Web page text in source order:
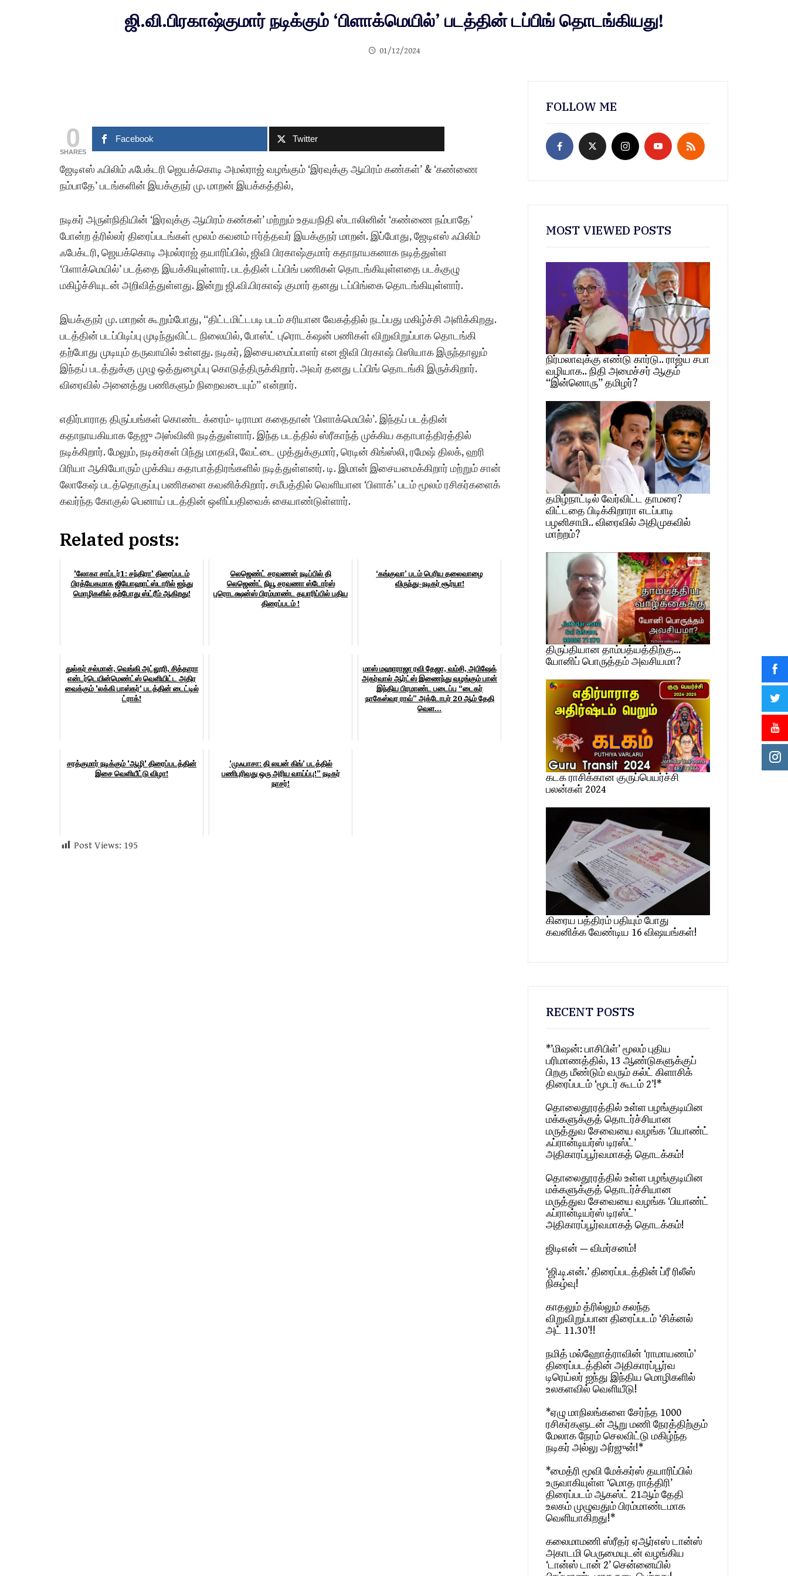
ஜி.வி.பிரகாஷ்குமார் நடிக்கும் ‘பிளாக்மெயில்’ படத்தின் டப்பிங் தொடங்கியது!
01/12/2024
0
SHARES
Facebook Twitter
ஜேடிஎஸ் ஃபிலிம் ஃபேக்டரி ஜெயக்கொடி அமல்ராஜ் வழங்கும் ‘இரவுக்கு ஆயிரம் கண்கள்’ & ‘கண்ணை
நம்பாதே’ படங்களின் இயக்குநர் மு. மாறன் இயக்கத்தில்,
நடிகர் அருள்நிதியின் ‘இரவுக்கு ஆயிரம் கண்கள்’ மற்றும் உதயநிதி ஸ்டாலினின் ‘கண்ணை நம்பாதே’
போன்ற த்ரில்லர் திரைப்படங்கள் மூலம் கவனம் ஈர்த்தவர் இயக்குநர் மாறன். இப்போது, ஜேடிஎஸ் ஃபிலிம்
ஃபேக்டரி, ஜெயக்கொடி அமல்ராஜ் தயாரிப்பில், ஜிவி பிரகாஷ்குமார் கதாநாயகனாக நடித்துள்ள
‘பிளாக்மெயில்’ படத்தை இயக்கியுள்ளார். படத்தின் டப்பிங் பணிகள் தொடங்கியுள்ளதை படக்குழு
மகிழ்ச்சியுடன் அறிவித்துள்ளது. இன்று ஜி.வி.பிரகாஷ் குமார் தனது டப்பிங்கை தொடங்கியுள்ளார்.
இயக்குநர் மு. மாறன் கூறும்போது, ​​“திட்டமிட்டபடி படம் சரியான வேகத்தில் நடப்பது மகிழ்ச்சி அளிக்கிறது.
படத்தின் படப்பிடிப்பு முடிந்துவிட்ட நிலையில், போஸ்ட் புரொடக்‌ஷன் பணிகள் விறுவிறுப்பாக தொடங்கி
தற்போது முடியும் தருவாயில் உள்ளது. நடிகர், இசையமைப்பாளர் என ஜிவி பிரகாஷ் பிஸியாக இருந்தாலும்
இந்தப் படத்துக்கு முழு ஒத்துழைப்பு கொடுத்திருக்கிறார். அவர் தனது டப்பிங் தொடங்கி இருக்கிறார்.
விரைவில் அனைத்து பணிகளும் நிறைவடையும்” என்றார்.
எதிர்பாராத திருப்பங்கள் கொண்ட க்ரைம்- டிராமா கதைதான் ‘பிளாக்மெயில்’. இந்தப் படத்தின்
கதாநாயகியாக தேஜு அஸ்வினி நடித்துள்ளார். இந்த படத்தில் ஸ்ரீகாந்த் முக்கிய கதாபாத்திரத்தில்
நடிக்கிறார். மேலும், நடிகர்கள் பிந்து மாதவி, வேட்டை முத்துக்குமார், ரெடின் கிங்ஸ்லி, ரமேஷ் திலக், ஹரி
பிரியா ஆகியோரும் முக்கிய கதாபாத்திரங்களில் நடித்துள்ளனர். டி. இமான் இசையமைக்கிறார் மற்றும் சான்
லோகேஷ் படத்தொகுப்பு பணிகளை கவனிக்கிறார். சமீபத்தில் வெளியான ‘பிளாக்’ படம் மூலம் ரசிகர்களைக்
கவர்ந்த கோகுல் பெனாய் படத்தின் ஒளிப்பதிவைக் கையாண்டுள்ளார்.
Related posts:
'லோகா சாப்டர்1: சந்திரா' திரைப்படம்
பிரத்யேகமாக ஜியோஹாட்ஸ்டாரில் ஐந்து
மொழிகளில் தற்போது ஸ்ட்ரீம் ஆகிறது!
லெஜெண்ட் சரவணன் நடிப்பில் தி
லெஜெண்ட் நியூ சரவணா ஸ்டோர்ஸ்
புரொடக்ஷன்ஸ் பிரம்மாண்ட தயாரிப்பில் புதிய
திரைப்படம் !
‘கங்குவா’ படம் பெரிய தலைவாழை
விருந்து-நடிகர் சூர்யா!
துல்கர் சல்மான், வெங்கி அட்லூரி, சித்தாரா
என்டர்டெயின்மெண்ட்ஸ் வெளியிட்ட அதிர
வைக்கும் 'லக்கி பாஸ்கர்' படத்தின் டைட்டில்
ட்ராக்!
மாஸ் மஹாராஜா ரவி தேஜா, வம்சி, அபிஷேக்
அகர்வால் ஆர்ட்ஸ் இணைந்து வழங்கும் பான்
இந்திய பிரமாண்ட படைப்பு “டைகர்
நாகேஸ்வர ராவ்” அக்டோபர் 20 ஆம் தேதி
வெள...
சரத்குமார் நடிக்கும் 'ஆழி' திரைப்படத்தின்
இசை வெளியீட்டு விழா!
’முஃபாசா: தி லயன் கிங்’ படத்தில்
பணிபுரிவது ஒரு அரிய வாய்ப்பு!” நடிகர்
நாசர்!
Post Views: 195
FOLLOW ME
MOST VIEWED POSTS
நிர்மலாவுக்கு எண்டு கார்டு.. ராஜ்ய சபா
வழியாக.. நிதி அமைச்சர் ஆகும்
“இன்னொரு” தமிழர்?
தமிழ்நாட்டில் வேர்விட்ட தாமரை?
விட்டதை பிடிக்கிறாரா எடப்பாடி
பழனிசாமி.. விரைவில் அதிமுகவில்
மாற்றம்?
திருப்தியான தாம்பத்யத்திற்கு…
யோனிப் பொருத்தம் அவசியமா?
கடக ராசிக்கான குருப்பெயர்ச்சி
பலன்கள் 2024
கிரைய பத்திரம் பதியும் போது
கவனிக்க வேண்டிய 16 விஷயங்கள்!
RECENT POSTS
*’மிஷன்: பாசிபிள்’ மூலம் புதிய
பரிமாணத்தில், 13 ஆண்டுகளுக்குப்
பிறகு மீண்டும் வரும் கல்ட் கிளாசிக்
திரைப்படம் ‘மூடர் கூடம் 2’!*
தொலைதூரத்தில் உள்ள பழங்குடியின
மக்களுக்குத் தொடர்ச்சியான
மருத்துவ சேவையை வழங்க ‘பியாண்ட்
ஃப்ரான்டியர்ஸ் டிரஸ்ட்’
அதிகாரப்பூர்வமாகத் தொடக்கம்!
தொலைதூரத்தில் உள்ள பழங்குடியின
மக்களுக்குத் தொடர்ச்சியான
மருத்துவ சேவையை வழங்க ‘பியாண்ட்
ஃப்ரான்டியர்ஸ் டிரஸ்ட்’
அதிகாரப்பூர்வமாகத் தொடக்கம்!
ஜிடிஎன் — விமர்சனம்!
‘ஜி.டி.என்.’ திரைப்படத்தின் ப்ரீ ரிலீஸ்
நிகழ்வு!
காதலும் த்ரில்லும் கலந்த
விறுவிறுப்பான திரைப்படம் ‘சிக்னல்
அட் 11.30’!!
நமித் மல்ஹோத்ராவின் ‘ராமாயணம்’
திரைப்படத்தின் அதிகாரப்பூர்வ
டிரெய்லர் ஐந்து இந்திய மொழிகளில்
உலகளவில் வெளியீடு!
*ஏழு மாநிலங்களை சேர்ந்த 1000
ரசிகர்களுடன் ஆறு மணி நேரத்திற்கும்
மேலாக நேரம் செலவிட்டு மகிழ்ந்த
நடிகர் அல்லு அர்ஜுன்!*
*மைத்ரி மூவி மேக்கர்ஸ் தயாரிப்பில்
உருவாகியுள்ள ‘மொத ராத்திரி’
திரைப்படம் ஆகஸ்ட் 21ஆம் தேதி
உலகம் முழுவதும் பிரம்மாண்டமாக
வெளியாகிறது!*
கலைமாமணி ஸ்ரீதர் ஏஆர்எஸ் டான்ஸ்
அகாடமி பெருமையுடன் வழங்கிய
‘டான்ஸ் டான் 2’ சென்னையில்